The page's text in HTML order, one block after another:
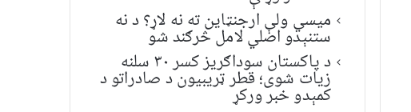
میسي ولې ارجنټاین ته نه لاړ؟ د نه
ستنېدو اصلي لامل څرګند شو
د پاکستان سوداګریز کسر ۳۰ سلنه
زیات شوی؛ قطر ټریبیون د صادراتو د
کمېدو خبر ورکړ